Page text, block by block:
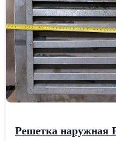
Решетка наружная